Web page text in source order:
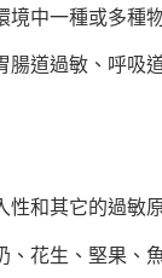
中一種或多種
道過敏、呼吸
性和其它的過敏
、花生、堅果、